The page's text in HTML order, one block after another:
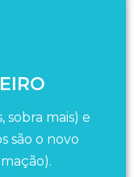
sobra mais) e
são o novo